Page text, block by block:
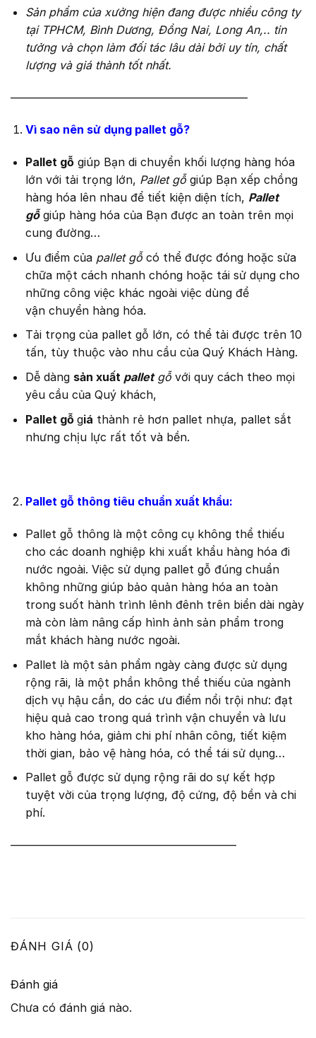
Sản phẩm của xưởng hiện đang được nhiều công ty
tại TPHCM, Bình Dương, Đồng Nai, Long An,.. tin
tưởng và chọn làm đối tác lâu dài bởi uy tín, chất
lượng và giá thành tốt nhất.
—————————————————————
Vì sao nên sử dụng pallet gỗ?
Pallet gỗgiúp Bạn di chuyển khối lượng hàng hóa
lớn với tải trọng lớn, Pallet gỗ giúp Bạn xếp chồng
hàng hóa lên nhau để tiết kiện diện tích, Pallet
gỗ giúp hàng hóa của Bạn được an toàn trên mọi
cung đường…
Ưu điểm của pallet gỗ có thể được đóng hoặc sửa
chữa một cách nhanh chóng hoặc tái sử dụng cho
những công việc khác ngoài việc dùng để
vận chuyển hàng hóa.
Tải trọng của pallet gỗ lớn, có thể tải được trên 10
tấn, tùy thuộc vào nhu cầu của Quý Khách Hàng.
Dễ dàng sản xuất palletgỗvới quy cách theo mọi
yêu cầu của Quý khách,
Pallet gỗ giá thành rẻ hơn pallet nhựa, pallet sắt
nhưng chịu lực rất tốt và bền.
Pallet gỗ thông tiêu chuẩn xuất khẩu:
Pallet gỗ thông là một công cụ không thể thiếu
cho các doanh nghiệp khi xuất khẩu hàng hóa đi
nước ngoài. Việc sử dụng pallet gỗ đúng chuẩn
không những giúp bảo quản hàng hóa an toàn
trong suốt hành trình lênh đênh trên biển dài ngày
mà còn làm nâng cấp hình ảnh sản phẩm trong
mắt khách hàng nước ngoài.
Pallet là một sản phẩm ngày càng được sử dụng
rộng rãi, là một phần không thể thiếu của ngành
dịch vụ hậu cần, do các ưu điểm nổi trội như: đạt
hiệu quả cao trong quá trình vận chuyển và lưu
kho hàng hóa, giảm chi phí nhân công, tiết kiệm
thời gian, bảo vệ hàng hóa, có thể tái sử dụng…
Pallet gỗ được sử dụng rộng rãi do sự kết hợp
tuyệt vời của trọng lượng, độ cứng, độ bền và chi
phí.
————————————————————
ĐÁNH GIÁ (0)
Đánh giá
Chưa có đánh giá nào.